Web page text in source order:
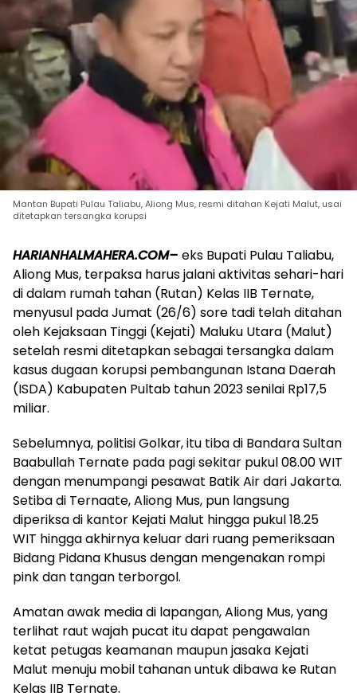
Mantan Bupati Pulau Taliabu, Aliong Mus, resmi ditahan Kejati Malut, usai
ditetapkan tersangka korupsi
HARIANHALMAHERA.COM– eks Bupati Pulau Taliabu,
Aliong Mus, terpaksa harus jalani aktivitas sehari-hari
di dalam rumah tahan (Rutan) Kelas IIB Ternate,
menyusul pada Jumat (26/6) sore tadi telah ditahan
oleh Kejaksaan Tinggi (Kejati) Maluku Utara (Malut)
setelah resmi ditetapkan sebagai tersangka dalam
kasus dugaan korupsi pembangunan Istana Daerah
(ISDA) Kabupaten Pultab tahun 2023 senilai Rp17,5
miliar.
Sebelumnya, politisi Golkar, itu tiba di Bandara Sultan
Baabullah Ternate pada pagi sekitar pukul 08.00 WIT
dengan menumpangi pesawat Batik Air dari Jakarta.
Setiba di Ternaate, Aliong Mus, pun langsung
diperiksa di kantor Kejati Malut hingga pukul 18.25
WIT hingga akhirnya keluar dari ruang pemeriksaan
Bidang Pidana Khusus dengan mengenakan rompi
pink dan tangan terborgol.
Amatan awak media di lapangan, Aliong Mus, yang
terlihat raut wajah pucat itu dapat pengawalan
ketat petugas keamanan maupun jasaka Kejati
Malut menuju mobil tahanan untuk dibawa ke Rutan
Kelas IIB Ternate.